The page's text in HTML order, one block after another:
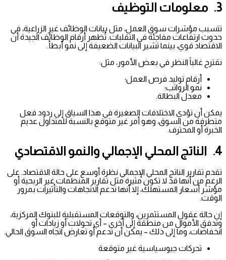
3. معلومات التوظيف
تتسبب مؤشرات سوق العمل، مثل بيانات الوظائف غير الزراعية، في
حدوث ارتفاعات مفاجئة في التقلبات. تُظهر أرقام الوظائف الجيدة أن
الاقتصاد قوي، بينما تشير البيانات الضعيفة إلى نمو أبطأ.
نقترح غالباً النظر في بعض الأمور، مثل:
أرقام توليد فرص العمل؛
نمو الرواتب؛
معدل البطالة.
يمكن أن تؤدي الاختلافات الصغيرة في هذا السياق إلى ردود فعل
متطرفة من السوق، وهو أمر غير متوقع بالنسبة للمتداول عديم
الخبرة أو المحترف.
4. الناتج المحلي الإجمالي والنمو الاقتصادي
تقدم تقارير الناتج المحلي الإجمالي نظرة أوسع على حالة الاقتصاد. على
الرغم من أنها قد لا تكون مثيرة مثل تقارير المنظمات غير الربحية أو
مؤشر أسعار المستهلك، إلا أنها تدعم الاتجاهات والتأثيرات بمرور
الوقت.
إن حالة عقول المستثمرين، والتوقعات المستقبلية للبنوك المركزية،
وتدفق الأموال من منطقة إلى أخرى – أي تحولات أو زيادات أو
انخفاضات، وما إلى ذلك – يمكن أن تدعم أو تعارض اتجاه السوق الحالي.
تحركات جيوسياسية غير متوقعة